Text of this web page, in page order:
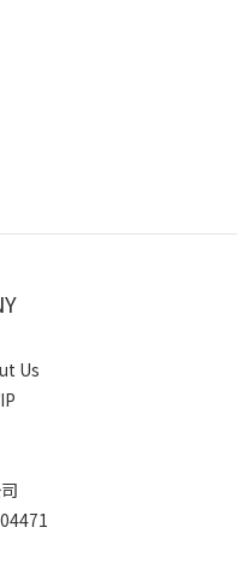
Us